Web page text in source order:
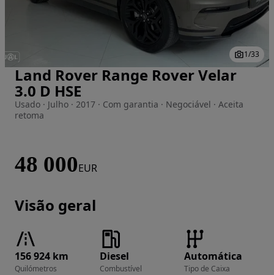
Imagem 1 de 33
1/33
Land Rover Range Rover Velar
3.0 D HSE
Usado · Julho · 2017 · Com garantia · Negociável · Aceita
retoma
48 000EUR
Visão geral
156 924 km
Quilómetros
Diesel
Combustível
Automática
Tipo de Caixa